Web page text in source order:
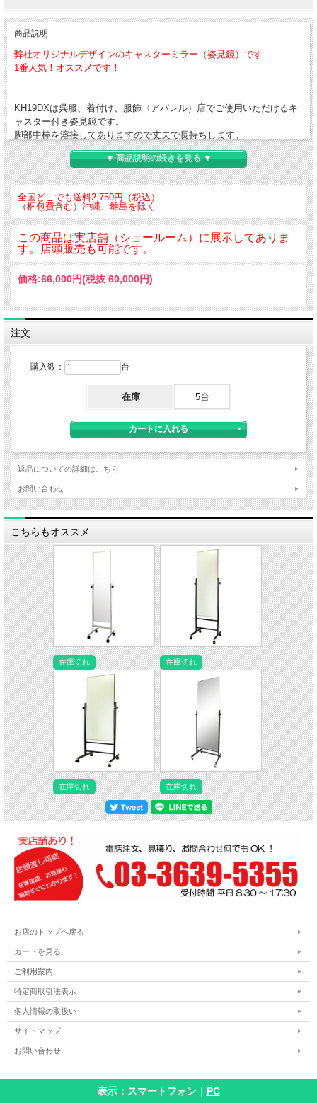
商品説明
弊社オリジナルデザインのキャスターミラー（姿見鏡）です
1番人気！オススメです！
KH19DXは呉服、着付け、服飾〈アパレル）店でご使用いただけるキ
ャスター付き姿見鏡です。
脚部中棒を溶接してありますので丈夫で長持ちします。
KH19DX姿見は最高品質のミラーと素材を使用して、丁寧に制作して
あるので業務用、一般家庭を問わず
長い期間を安心して使用する事ができます。また常時部品をストック
してありますので、
至急の修理にも対応できます
本体サイズ：H1530×W510×D440
ミラーサイズ：H1219×W406×T5
脚部：20×40スチール角パイプ 中棒組立式クロームメッキ
重さ 12kg
▼ 商品説明の続きを見る ▼
全国どこでも送料2,750円（税込）
（梱包費含む）沖縄、離島を除く
この商品は実店舗（ショールーム）に展示してありま
す。店頭販売も可能です。
価格:66,000円(税抜 60,000円)
注文
購入数： 台
在庫 5台
返品についての詳細はこちら
お問い合わせ
こちらもオススメ
在庫切れ 在庫切れ
在庫切れ 在庫切れ
お店のトップへ戻る
カートを見る
ご利用案内
特定商取引法表示
個人情報の取扱い
サイトマップ
お問い合わせ
表示：スマートフォン｜ PC